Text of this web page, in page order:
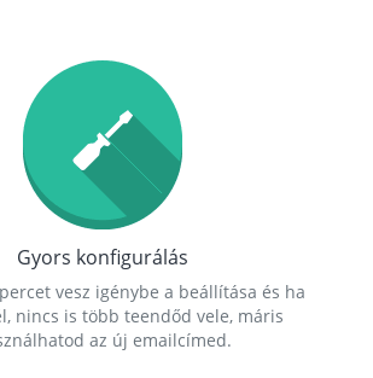
Gyors konfigurálás
vesz igénybe a beállítása és ha
nincs is több teendőd vele, máris
az új emailcímed.